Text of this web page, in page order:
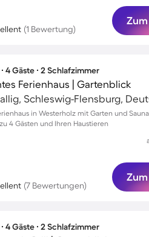
(1 Bewertung)
4 Gäste ∙ 2 Schlafzimmer
Ferienhaus | Gartenblick
Schleswig-Flensburg,
in Westerholz mit Garten und
4 Gästen und Ihren Haustieren
(7 Bewertungen)
4 Gäste ∙ 2 Schlafzimmer